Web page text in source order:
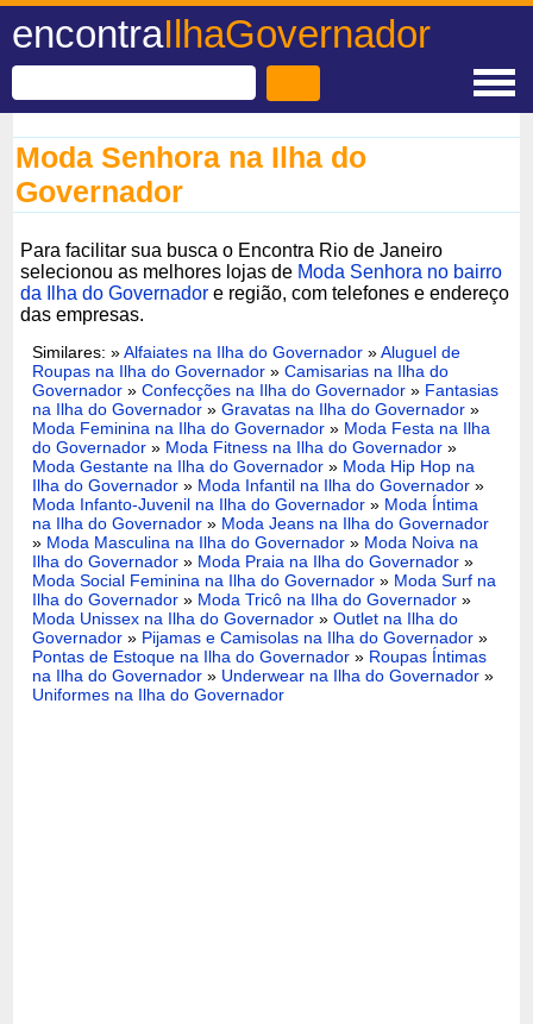
encontraIlhaGovernador
Moda Senhora na Ilha do
Governador
Para facilitar sua busca o Encontra Rio de Janeiro
selecionou as melhores lojas de Moda Senhora no bairro
da Ilha do Governador e região, com telefones e endereço
das empresas.
Similares: »Alfaiates na Ilha do Governador »Aluguel de
Roupas na Ilha do Governador »Camisarias na Ilha do
Governador »Confecções na Ilha do Governador » Fantasias
na Ilha do Governador »Gravatas na Ilha do Governador »
Moda Feminina na Ilha do Governador » Moda Festa na Ilha
do Governador » Moda Fitness na Ilha do Governador »
Moda Gestante na Ilha do Governador » Moda Hip Hop na
Ilha do Governador » Moda Infantil na Ilha do Governador »
Moda Infanto-Juvenil na Ilha do Governador » Moda Íntima
na Ilha do Governador » Moda Jeans na Ilha do Governador
» Moda Masculina na Ilha do Governador » Moda Noiva na
Ilha do Governador » Moda Praia na Ilha do Governador »
Moda Social Feminina na Ilha do Governador » Moda Surf na
Ilha do Governador » Moda Tricô na Ilha do Governador »
Moda Unissex na Ilha do Governador »Outlet na Ilha do
Governador » Pijamas e Camisolas na Ilha do Governador »
Pontas de Estoque na Ilha do Governador » Roupas Íntimas
na Ilha do Governador » Underwear na Ilha do Governador »
Uniformes na Ilha do Governador